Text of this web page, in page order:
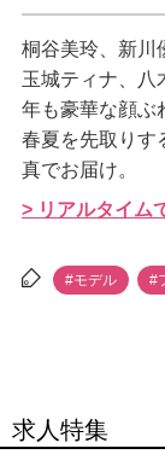
桐谷美玲、新川
玉城ティナ、八
年も豪華な顔ぶ
春夏を先取りす
真でお届け。
> リアルタイム
#モデル #
求人特集